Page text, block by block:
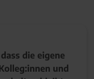
die eigene
und